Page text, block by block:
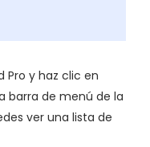
Pro y haz clic en
barra de menú de la
ver una lista de